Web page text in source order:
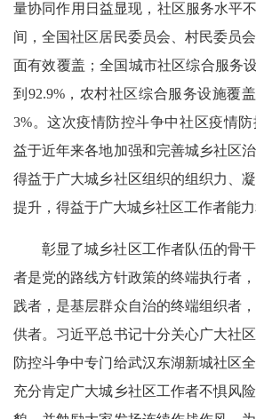
量协同作用日益显现，社区服务水平
间，全国社区居民委员会、村民委员
面有效覆盖；全国城市社区综合服务
到92.9%，农村社区综合服务设施覆
3%。这次疫情防控斗争中社区疫情
益于近年来各地加强和完善城乡社区
得益于广大城乡社区组织的组织力、
提升，得益于广大城乡社区工作者能力
彰显了城乡社区工作者队伍的骨
者是党的路线方针政策的终端执行者
践者，是基层群众自治的终端组织者
供者。习近平总书记十分关心广大社
防控斗争中专门给武汉东湖新城社区
充分肯定广大城乡社区工作者不惧风